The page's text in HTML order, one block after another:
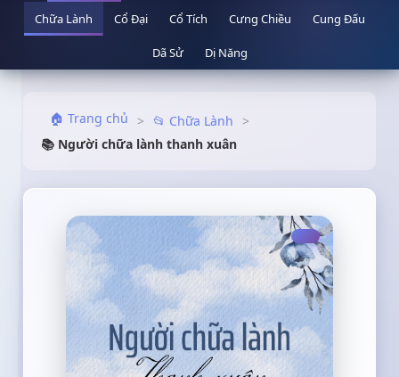
Chữa Lành Cổ Đại Cổ Tích Cưng Chiều Cung Đấu
Dã Sử Dị Năng
🏠 Trang chủ > 📂 Chữa Lành
>
📚 Người chữa lành thanh xuân